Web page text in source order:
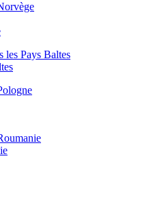
les Pays Baltes